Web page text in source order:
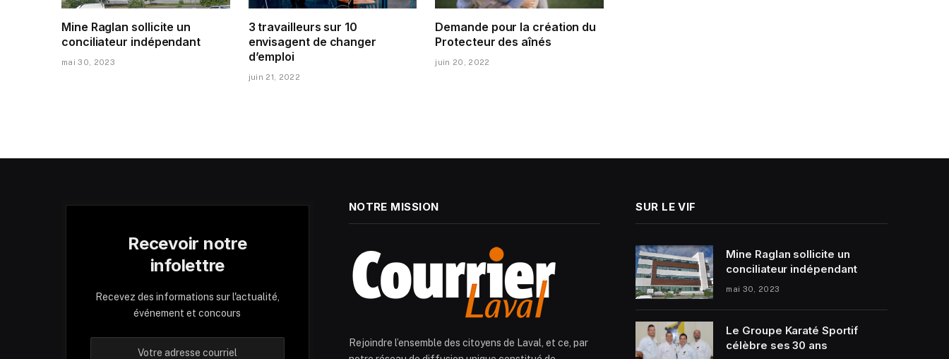
Mine Raglan sollicite un
conciliateur indépendant
mai 30, 2023
3 travailleurs sur 10
envisagent de changer
d’emploi
juin 21, 2022
Demande pour la création du
Protecteur des aînés
juin 20, 2022
Recevoir notre
infolettre
Recevez des informations sur l'actualité,
événement et concours
NOTRE MISSION
Rejoindre l’ensemble des citoyens de Laval, et ce, par
SUR LE VIF
Mine Raglan sollicite un
conciliateur indépendant
mai 30, 2023
Le Groupe Karaté Sportif
célèbre ses 30 ans